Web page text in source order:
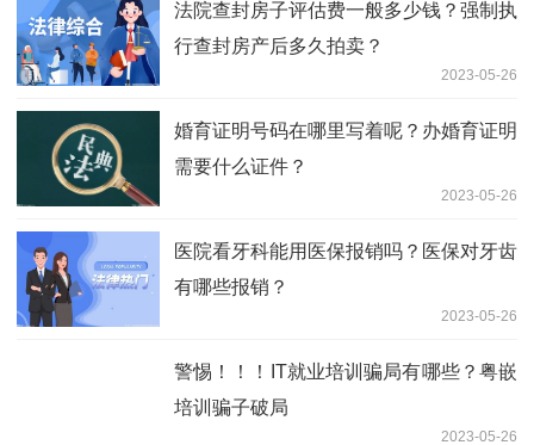
法院查封房子评估费一般多少钱？强制执
行查封房产后多久拍卖？
2023-05-26
婚育证明号码在哪里写着呢？办婚育证明
需要什么证件？
2023-05-26
医院看牙科能用医保报销吗？医保对牙齿
有哪些报销？
2023-05-26
警惕！！！IT就业培训骗局有哪些？粤嵌
培训骗子破局
2023-05-26